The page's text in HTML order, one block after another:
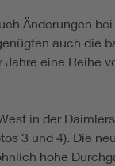
Änderungen
auch die
eine Reihe
in der
3 und 4). Die
hohe